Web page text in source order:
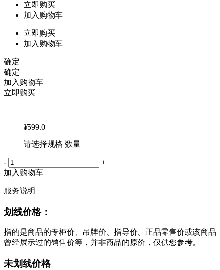
立即购买
加入购物车
立即购买
加入购物车
确定
确定
加入购物车
立即购买
¥599.0
请选择规格 数量
-
+
加入购物车
服务说明
划线价格：
指的是商品的专柜价、吊牌价、指导价、正品零售价或该商品
曾经展示过的销售价等，并非商品的原价，仅供您参考。
未划线价格